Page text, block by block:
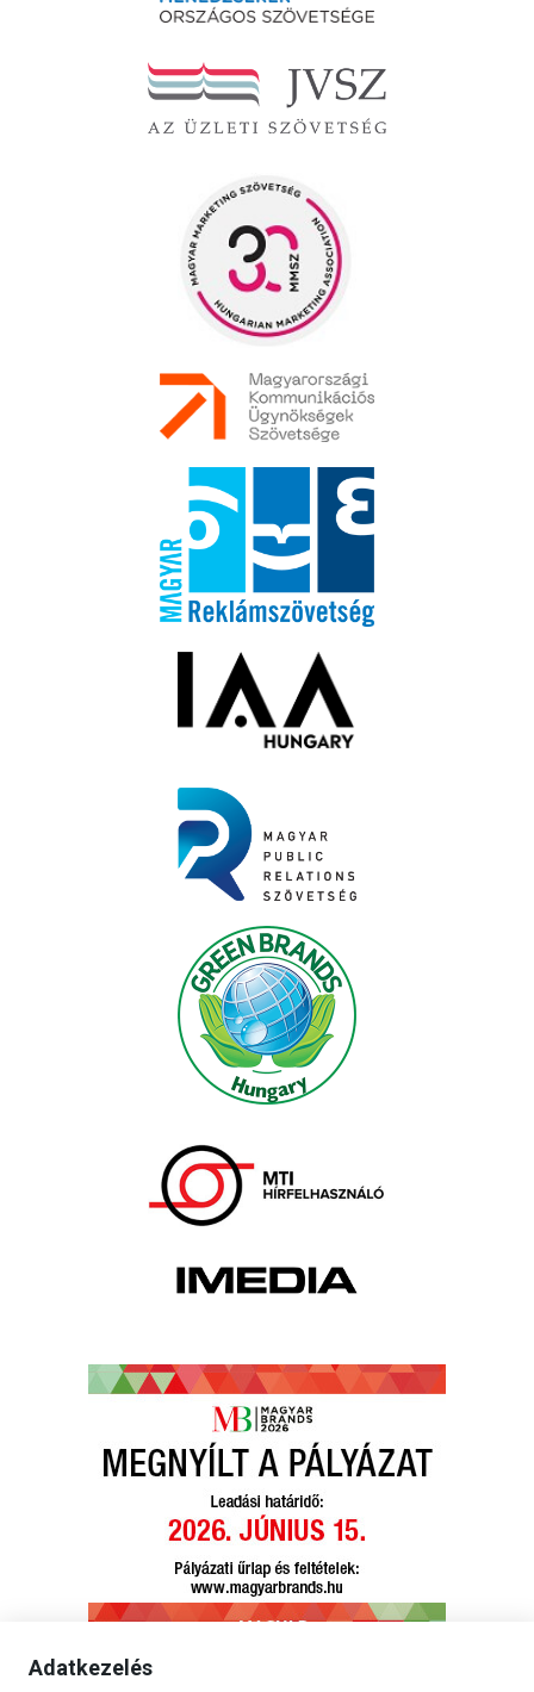
Adatkezelés